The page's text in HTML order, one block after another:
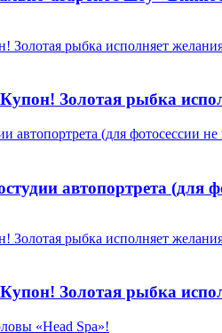
Золотая рыбка
автопортрета (для
Золотая рыбка